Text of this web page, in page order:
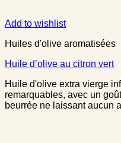
Add to wishlist
Huiles d'olive aromatisées
Huile d’olive au citron vert
Huile d'olive extra vierge
remarquables, avec un
beurrée ne laissant aucun